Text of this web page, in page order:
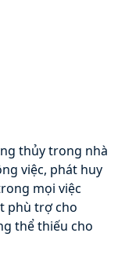
thủy trong nhà
việc, phát huy
mọi việc
phù trợ cho
thể thiếu cho